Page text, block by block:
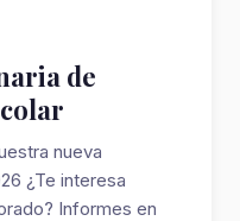
de
nueva
¿Te interesa
Informes en